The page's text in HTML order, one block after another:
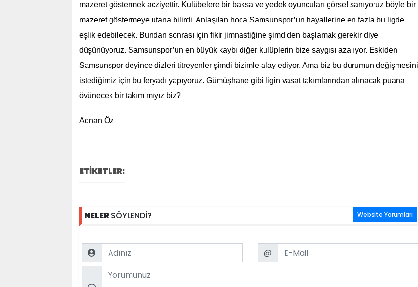
mazeret göstermek acziyettir. Kulübelere bir baksa ve yedek oyuncuları görse! sanıyoruz böyle bir
mazeret göstermeye utana bilirdi. Anlaşılan hoca Samsunspor’un hayallerine en fazla bu ligde
eşlik edebilecek. Bundan sonrası için fikir jimnastiğine şimdiden başlamak gerekir diye
düşünüyoruz. Samsunspor’un en büyük kaybı diğer kulüplerin bize saygısı azalıyor. Eskiden
Samsunspor deyince dizleri titreyenler şimdi bizimle alay ediyor. Ama biz bu durumun değişmesini
istediğimiz için bu feryadı yapıyoruz. Gümüşhane gibi ligin vasat takımlarından alınacak puana
övünecek bir takım mıyız biz?
Adnan Öz
ETİKETLER:
NELER SÖYLENDİ? Website Yorumları
Name Email
@
Comment